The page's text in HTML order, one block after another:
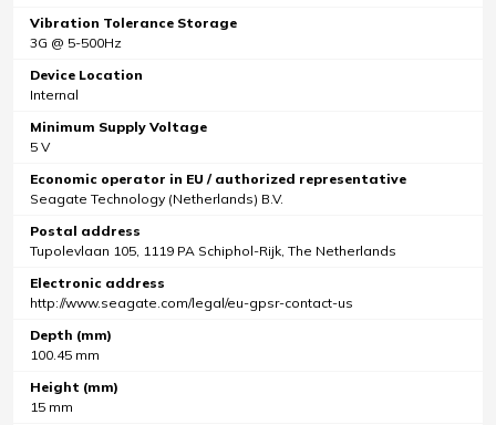
Vibration Tolerance Storage
3G @ 5-500Hz
Device Location
Internal
Minimum Supply Voltage
5 V
Economic operator in EU / authorized representative
Seagate Technology (Netherlands) B.V.
Postal address
Tupolevlaan 105, 1119 PA Schiphol-Rijk, The Netherlands
Electronic address
http://www.seagate.com/legal/eu-gpsr-contact-us
Depth (mm)
100.45 mm
Height (mm)
15 mm